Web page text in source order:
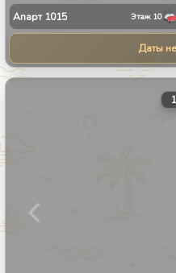
Апарт 1015 Этаж 10
Даты
1